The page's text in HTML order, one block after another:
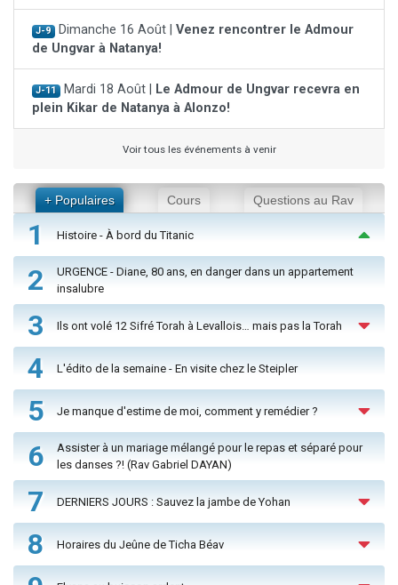
J-9 Dimanche 16 Août | Venez rencontrer le Admour
de Ungvar à Natanya!
J-11 Mardi 18 Août |
Le Admour de Ungvar recevra en
plein Kikar de Natanya à Alonzo!
Voir tous les événements à venir
+ Populaires Cours Questions au Rav
1 Histoire - À bord du Titanic
2
URGENCE - Diane, 80 ans, en danger dans un appartement
insalubre
3 Ils ont volé 12 Sifré Torah à Levallois… mais pas la Torah
4 L'édito de la semaine - En visite chez le Steipler
5 Je manque d'estime de moi, comment y remédier ?
6
Assister à un mariage mélangé pour le repas et séparé pour
les danses ?! (Rav Gabriel DAYAN)
7 DERNIERS JOURS : Sauvez la jambe de Yohan
8 Horaires du Jeûne de Ticha Béav